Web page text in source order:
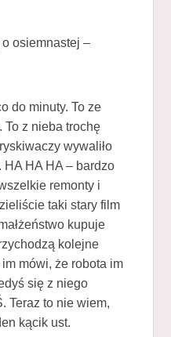
osiemnastej –
do minuty. To ze
To z nieba trochę
wywaliło
HA HA HA – bardzo
remonty i
taki stary film
kupuje
kolejne
mówi, że robota im
się z niego
Teraz to nie wiem,
kącik ust.